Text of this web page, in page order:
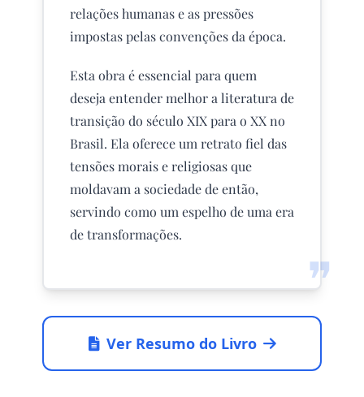
❞
relações humanas e as pressões
impostas pelas convenções da época.
Esta obra é essencial para quem
deseja entender melhor a literatura de
transição do século XIX para o XX no
Brasil. Ela oferece um retrato fiel das
tensões morais e religiosas que
moldavam a sociedade de então,
servindo como um espelho de uma era
de transformações.
Ver Resumo do Livro